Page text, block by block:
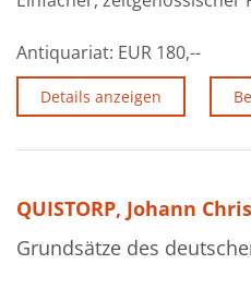
Antiquariat: EUR 180,--
Details anzeigen
QUISTORP, Johann
Grundsätze des